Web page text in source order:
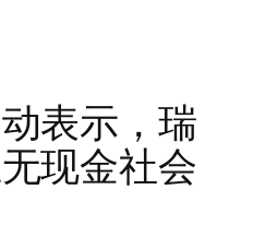
表示，瑞
现金社会